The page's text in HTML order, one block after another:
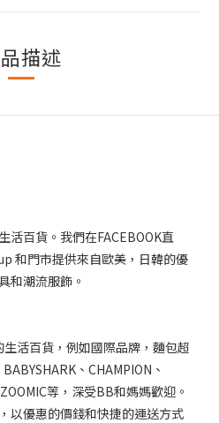
描述
活百貨。我們在FACEBOOK直
和門市提供來自歐美，日韓的優
和潮流服飾。
活百貨，例如國際品牌，麵包超
、CHAMPION、
等，深受BB和媽媽歡迎。
以優惠的價錢和快捷的運送方式